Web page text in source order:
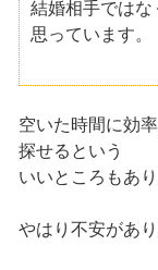
結婚相手ではな
思っています。
空いた時間に効
探せるという
いいところもあり
やはり不安があり